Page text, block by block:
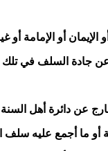
الإيمان أو الإمامة
جادة السلف في تلك
عن دائرة أهل السنة
ما أجمع عليه سلف